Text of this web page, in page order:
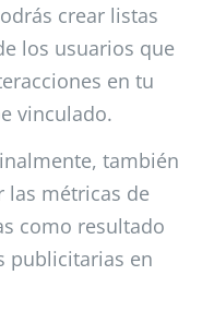
crear listas
los usuarios que
en tu
vinculado.
también
las métricas de
como resultado
publicitarias en